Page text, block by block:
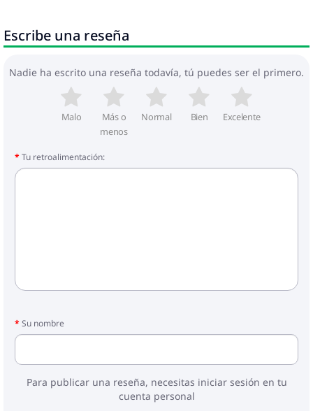
Escribe una reseña
Nadie ha escrito una reseña todavía, tú puedes ser el primero.
Malo
Más o
menos
Normal Bien Excelente
Tu retroalimentación:
Su nombre
Para publicar una reseña, necesitas iniciar sesión en tu
cuenta personal